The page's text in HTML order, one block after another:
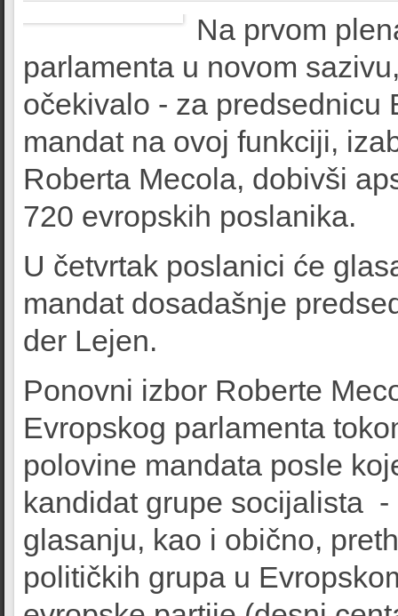
Na prvom
parlamenta u novom
očekivalo - za predsednicu
mandat na ovoj funkciji,
Roberta Mecola, dobivši
720 evropskih poslanika.
U četvrtak poslanici će
mandat dosadašnje
der Lejen.
Ponovni izbor Roberte
Evropskog parlamenta
polovine mandata posle
kandidat grupe socijalista
glasanju, kao i obično,
političkih grupa u